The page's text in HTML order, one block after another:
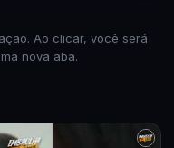
Ao clicar, você será
nova aba.